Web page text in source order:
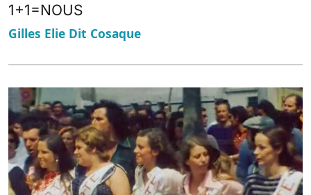
1+1=NOUS
Gilles Elie Dit Cosaque